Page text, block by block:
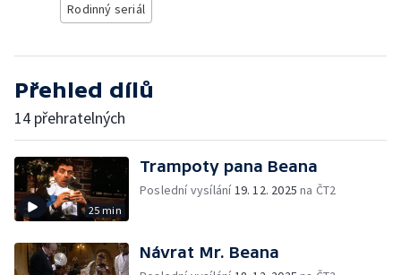
Rodinný seriál
Přehled dílů
14 přehratelných
25 min
Trampoty pana Beana
Poslední vysílání19. 12. 2025 na ČT2
Návrat Mr. Beana